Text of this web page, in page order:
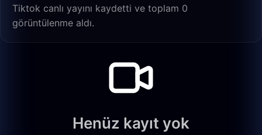
Tiktok canlı yayını kaydetti ve toplam 0
görüntülenme aldı.
Henüz kayıt yok